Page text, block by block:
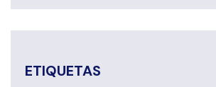
ETIQUETAS